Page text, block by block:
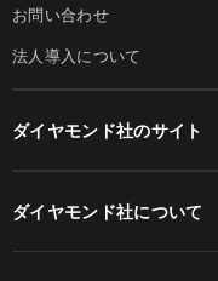
お問い合わせ
法人導入について
ダイヤモンド社のサイト
ダイヤモンド社について